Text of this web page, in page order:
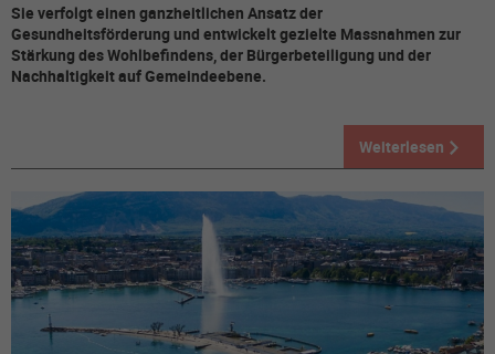
Sie verfolgt einen ganzheitlichen Ansatz der
Gesundheitsförderung und entwickelt gezielte Massnahmen zur
Stärkung des Wohlbefindens, der Bürgerbeteiligung und der
Nachhaltigkeit auf Gemeindeebene.
Weiterlesen